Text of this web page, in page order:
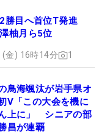
勝目へ首位T発進
柚月ら5位
金) 16時14分 1
鳥海颯汰が岩手県オ
V「この大会を機に
上に」 シニアの部
昌が連覇